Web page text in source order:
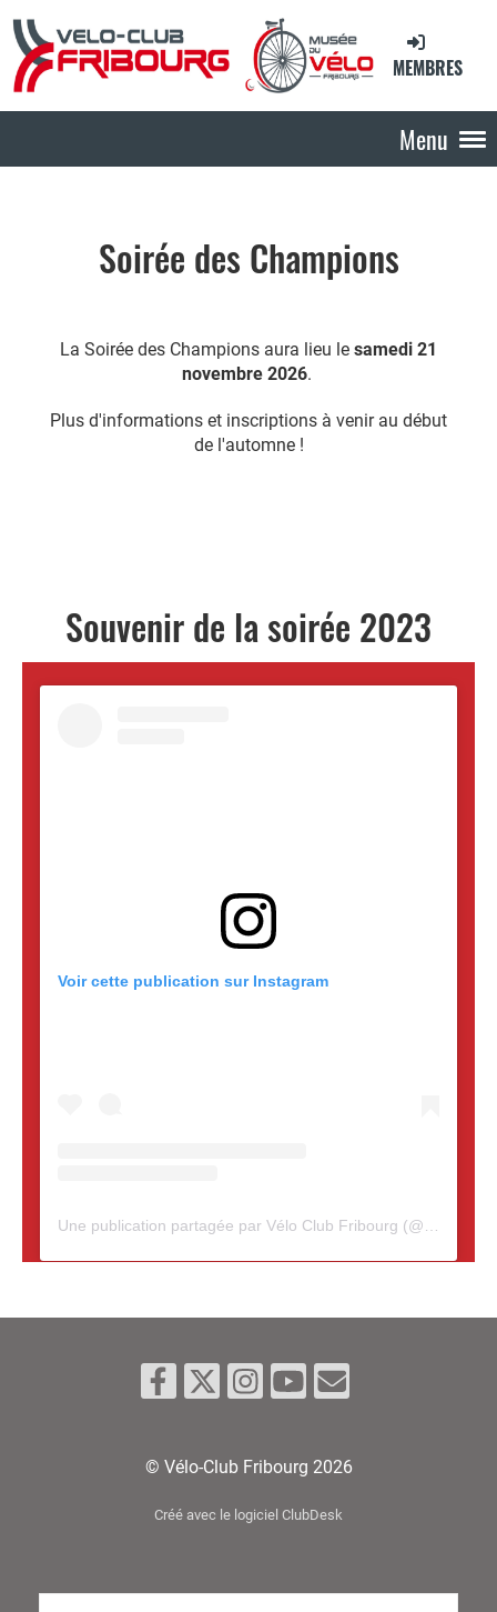
MEMBRES
Menu
Soirée des Champions
La Soirée des Champions aura lieu le samedi 21
novembre 2026.
Plus d'informations et inscriptions à venir au début
de l'automne !
Souvenir de la soirée 2023
Voir cette publication sur Instagram
Une publication partagée par Vélo Club Fribourg (@veloclubfribourg)
© Vélo-Club Fribourg 2026
Créé avec le logiciel ClubDesk